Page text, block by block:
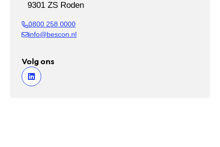
9301 ZS Roden
0800 258 0000
info@bescon.nl
Volg ons